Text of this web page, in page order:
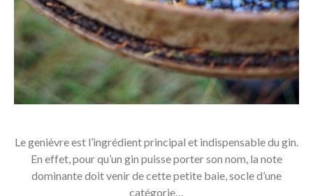
Le genièvre est l’ingrédient principal et indispensable du gin.
En effet, pour qu’un gin puisse porter son nom, la note
dominante doit venir de cette petite baie, socle d’une
catégorie…